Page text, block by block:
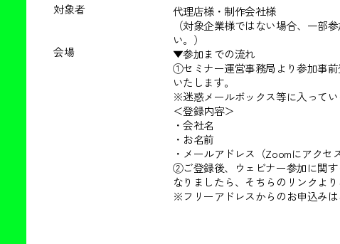
対象者
代理店様・制作会社様
（対象企業様ではない場合、一部
い。）
会場
▼参加までの流れ
①セミナー運営事務局より参加事
いたします。
※迷惑メールボックス等に入って
＜登録内容＞
・会社名
・お名前
・メールアドレス（Zoomにアクセ
②ご登録後、ウェビナー参加に関
なりましたら、そちらのリンクより
※フリーアドレスからのお申込みは